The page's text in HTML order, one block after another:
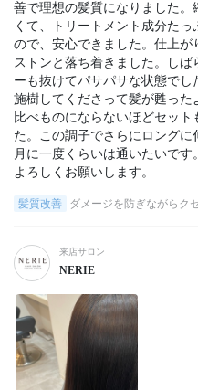
善で理想の髪質になりました
くて、トリートメント成分た
ので、安心できました。仕上
ストンと落ち着きました。し
ーも抜けてパサパサな状態で
施樹してくださって髪が甦っ
比べものにならないほどセッ
た。この調子でさらにロングに
月に一度くらいは通いたいで
よろしくお願いします。
髪質改善 ダメージを防ぎながらク
来店サロン
NERIE